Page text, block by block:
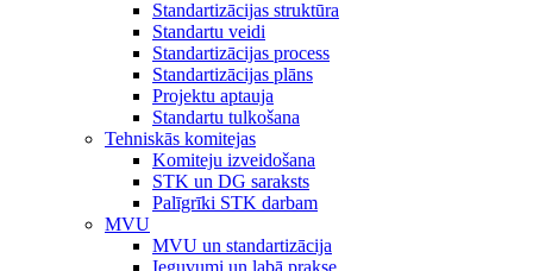
Standartizācijas struktūra
Standartu veidi
Standartizācijas process
Standartizācijas plāns
Projektu aptauja
Standartu tulkošana
Tehniskās komitejas
Komiteju izveidošana
STK un DG saraksts
Palīgrīki STK darbam
MVU
MVU un standartizācija
Ieguvumi un labā prakse